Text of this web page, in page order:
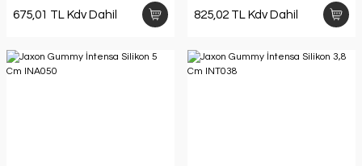
675,01 TL Kdv Dahil 825,02 TL Kdv Dahil